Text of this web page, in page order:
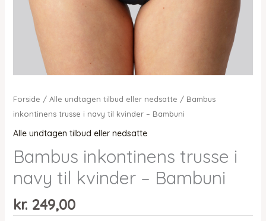
Forside / Alle undtagen tilbud eller nedsatte / Bambus
inkontinens trusse i navy til kvinder – Bambuni
Alle undtagen tilbud eller nedsatte
Bambus inkontinens trusse i
navy til kvinder – Bambuni
kr.249,00